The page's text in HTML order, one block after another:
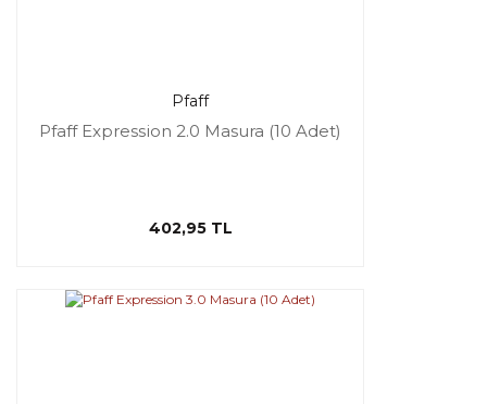
Pfaff
Pfaff Expression 2.0 Masura (10 Adet)
402,95 TL